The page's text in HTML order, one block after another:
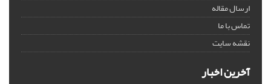
ارسال مقاله
تماس با ما
نقشه سایت
آخرین اخبار